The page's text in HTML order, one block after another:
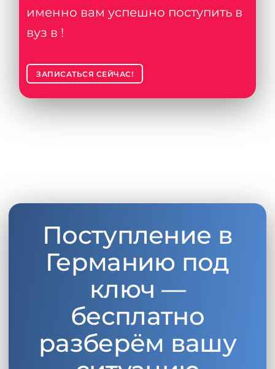
именно вам успешно поступить в
вуз в !
ЗАПИСАТЬСЯ СЕЙЧАС!
Поступление в
Германию под
ключ —
бесплатно
разберём вашу